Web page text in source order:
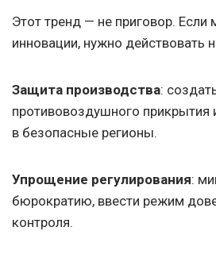
Этот тренд — не приговор.
инновации, нужно действовать
Защита производства:
противовоздушного прикрытия
в безопасные регионы.
Упрощение регулирования:
бюрократию, ввести режим
контроля.